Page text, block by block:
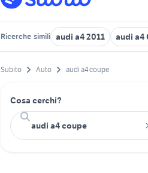
Ricerche simili audi a4 2011 audi a4
Subito Auto audi a4 coupe
Cosa cerchi?